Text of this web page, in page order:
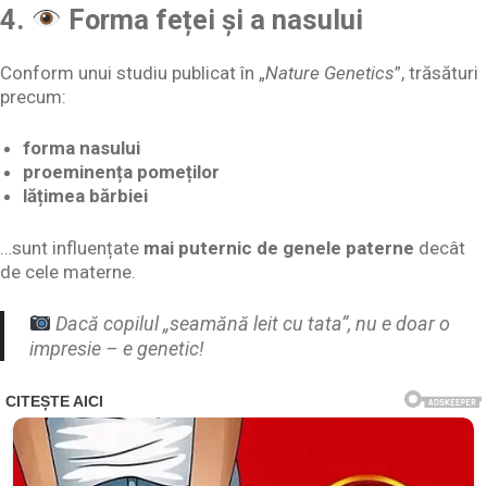
4. Forma feței și a nasului
Conform unui studiu publicat în „Nature Genetics”, trăsături
precum:
forma nasului
proeminența pomeților
lățimea bărbiei
…sunt influențate mai puternic de genele paterne decât
de cele materne.
Dacă copilul „seamănă leit cu tata”, nu e doar o
impresie – e genetic!